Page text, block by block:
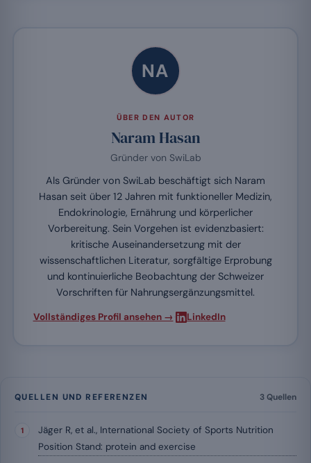
NA
ÜBER DEN AUTOR
Naram Hasan
Gründer von SwiLab
Als Gründer von SwiLab beschäftigt sich Naram
Hasan seit über 12 Jahren mit funktioneller Medizin,
Endokrinologie, Ernährung und körperlicher
Vorbereitung. Sein Vorgehen ist evidenzbasiert:
kritische Auseinandersetzung mit der
wissenschaftlichen Literatur, sorgfältige Erprobung
und kontinuierliche Beobachtung der Schweizer
Vorschriften für Nahrungsergänzungsmittel.
Vollständiges Profil ansehen → LinkedIn
QUELLEN UND REFERENZEN 3 Quellen
Jäger R, et al., International Society of Sports Nutrition
Position Stand: protein and exercise